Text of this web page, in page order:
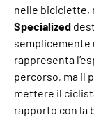
nelle biciclette,
Specialized
semplicemente
rappresenta
percorso, ma il
mettere il
rapporto con la